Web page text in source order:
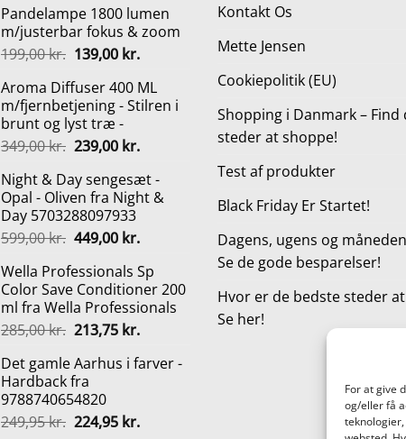
For at give
og/eller få
Pandelampe 1800 lumen
m/justerbar fokus & zoom
199,00kr. Den
pris
var:
199,00 kr..
139,00 kr.Den
pris
er:
Aroma Diffuser 400 ML
m/fjernbetjening - Stilren i
brunt og lyst træ -
349,00kr. Den
pris
var:
349,00 kr..
239,00 kr.Den
pris
er:
Night & Day sengesæt -
Opal - Oliven fra Night &
Day 5703288097933
599,00kr. Den
pris
var:
599,00 kr..
449,00 kr.Den
pris
er:
449,00 kr..
Wella Professionals Sp
Color Save Conditioner 200
ml fra Wella Professionals
285,00kr. Den
pris
var:
285,00 kr..
213,75 kr.Den
pris
Det gamle Aarhus i farver -
Hardback fra
9788740654820
249,95kr. Den
224,95 kr.Den
Kontakt Os
Mette Jensen
Cookiepolitik (EU)
Shopping i Danmark – Find
steder at shoppe!
Test af produkter
Black Friday Er Startet!
Dagens, ugens og
Se de gode besparelser!
Hvor er de bedste steder
Se her!